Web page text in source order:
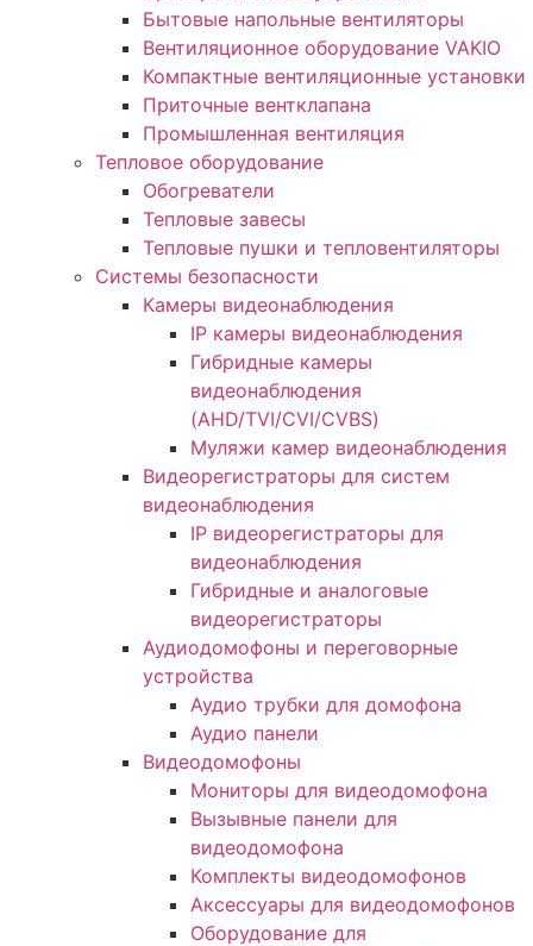
Бытовые напольные вентиляторы
Вентиляционное оборудование VAKIO
Компактные вентиляционные установки
Приточные вентклапана
Промышленная вентиляция
Тепловое оборудование
Обогреватели
Тепловые завесы
Тепловые пушки и тепловентиляторы
Системы безопасности
Камеры видеонаблюдения
IP камеры видеонаблюдения
Гибридные камеры
видеонаблюдения
(AHD/TVI/CVI/CVBS)
Муляжи камер видеонаблюдения
Видеорегистраторы для систем
видеонаблюдения
IP видеорегистраторы для
видеонаблюдения
Гибридные и аналоговые
видеорегистраторы
Аудиодомофоны и переговорные
устройства
Аудио трубки для домофона
Аудио панели
Видеодомофоны
Мониторы для видеодомофона
Вызывные панели для
видеодомофона
Комплекты видеодомофонов
Аксессуары для видеодомофонов
Оборудование для